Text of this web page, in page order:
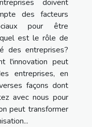
doivent
des facteurs
pour être
est le rôle de
des entreprises?
l'innovation peut
entreprises, en
façons dont
avec nous pour
peut transformer